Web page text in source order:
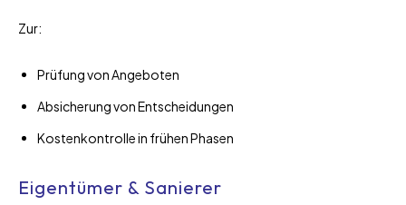
Zur:
Prüfung von Angeboten
Absicherung von Entscheidungen
Kostenkontrolle in frühen Phasen
Eigentümer & Sanierer